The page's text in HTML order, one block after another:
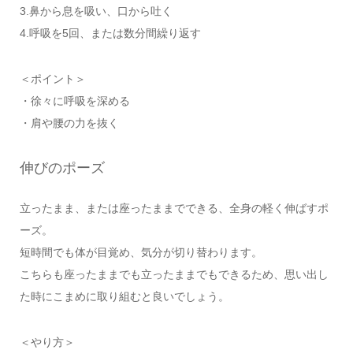
3.鼻から息を吸い、口から吐く
4.呼吸を5回、または数分間繰り返す
＜ポイント＞
・徐々に呼吸を深める
・肩や腰の力を抜く
伸びのポーズ
立ったまま、または座ったままでできる、全身の軽く伸ばすポ
ーズ。
短時間でも体が目覚め、気分が切り替わります。
こちらも座ったままでも立ったままでもできるため、思い出し
た時にこまめに取り組むと良いでしょう。
＜やり方＞